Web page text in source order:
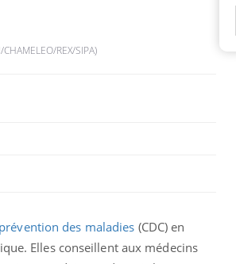
REX/SIPA)
des maladies (CDC) en
Elles conseillent aux médecins